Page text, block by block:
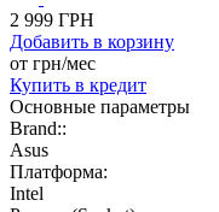
2 999 ГРН
Добавить в корзину
от грн/мес
Купить в кредит
Основные параметры
Brand::
Asus
Платформа:
Intel